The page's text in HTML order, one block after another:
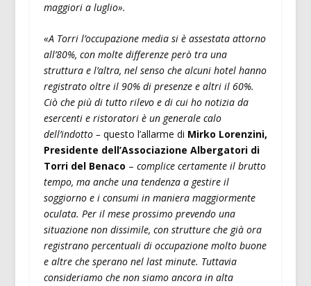
maggiori a luglio».
«A Torri l’occupazione media si è assestata attorno
all’80%, con molte differenze però tra una
struttura e l’altra, nel senso che alcuni hotel hanno
registrato oltre il 90% di presenze e altri il 60%.
Ciò che più di tutto rilevo e di cui ho notizia da
esercenti e ristoratori è un generale calo
dell’indotto – questo l’allarme di Mirko Lorenzini,
Presidente dell’Associazione Albergatori di
Torri del Benaco – complice certamente il brutto
tempo, ma anche una tendenza a gestire il
soggiorno e i consumi in maniera maggiormente
oculata. Per il mese prossimo prevendo una
situazione non dissimile, con strutture che già ora
registrano percentuali di occupazione molto buone
e altre che sperano nel last minute. Tuttavia
consideriamo che non siamo ancora in alta